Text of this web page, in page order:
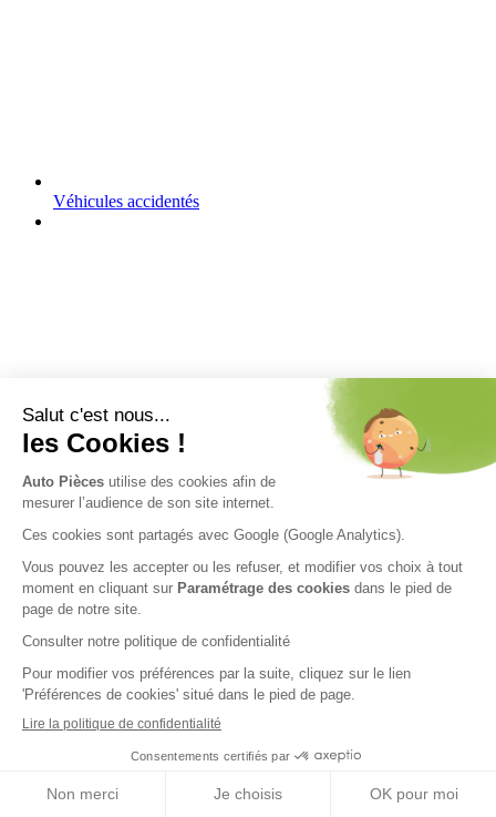
Véhicules accidentés
Nos engagements